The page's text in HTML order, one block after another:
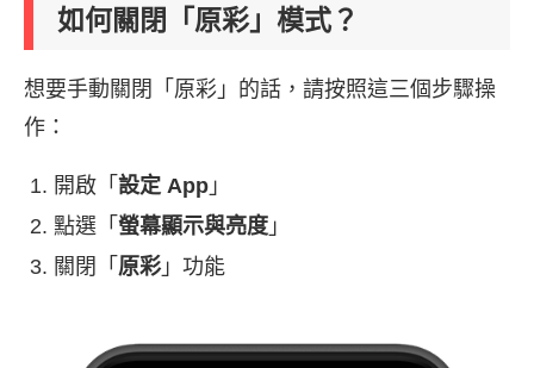
如何關閉「原彩」模式？
想要手動關閉「原彩」的話，請按照這三個步驟操
作：
開啟「 設定 App 」
點選「 螢幕顯示與亮度 」
關閉「 原彩」功能